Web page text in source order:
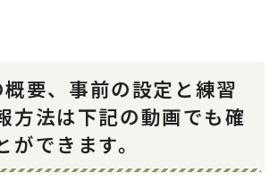
要、事前の設定と練習
方法は下記の動画でも確
ができます。